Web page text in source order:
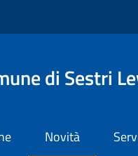
di Sestri
Novità